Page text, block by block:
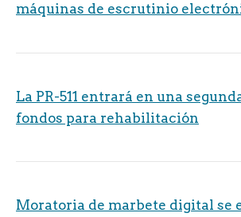
máquinas de escrutinio
La PR-511 entrará en una
fondos para rehabilitación
Moratoria de marbete digital se